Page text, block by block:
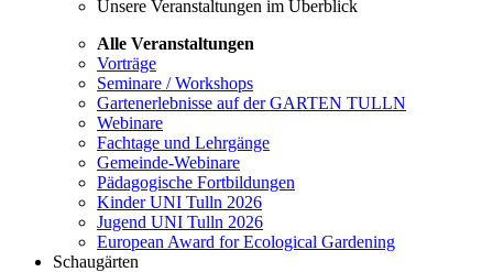
Unsere Veranstaltungen im Überblick
Alle Veranstaltungen
Vorträge
Seminare / Workshops
Gartenerlebnisse auf der GARTEN TULLN
Webinare
Fachtage und Lehrgänge
Gemeinde-Webinare
Pädagogische Fortbildungen
Kinder UNI Tulln 2026
Jugend UNI Tulln 2026
European Award for Ecological Gardening
Schaugärten